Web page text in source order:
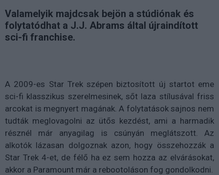
Valamelyik majdcsak bejön a stúdiónak és
folytatódhat a J.J. Abrams által újraindított
sci-fi franchise.
A 2009-es Star Trek szépen biztosított új startot eme
sci-fi klasszikus szerelmesinek, sőt laza stílusával friss
arcokat is megnyert magának. A folytatások sajnos nem
tudták meglovagolni az ütős kezdést, ami a harmadik
résznél már anyagilag is csúnyán meglátszott. Az
alkotók lázasan dolgoznak azon, hogy összehozzák a
Star Trek 4-et, de félő ha ez sem hozza az elvárásokat,
akkor a Paramount már a rebootoláson fog gondolkodni.